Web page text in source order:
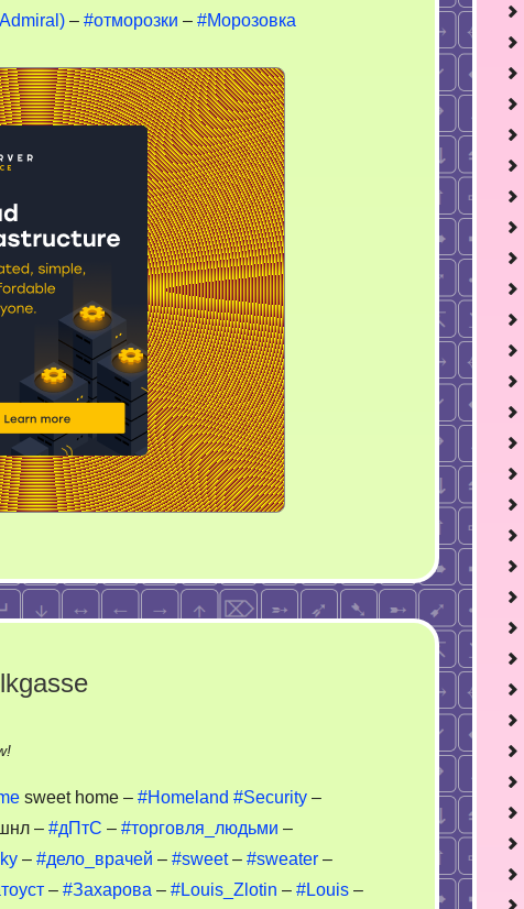
– #отморозки – #Морозовка
on
–
Khomsky
–
Stolkgasse
sweet home – #Homeland #Security –
– #дПтС – #торговля_людьми –
– #дело_врачей – #sweet– #sweater –
– #Захарова – #Louis_Zlotin – #Louis –